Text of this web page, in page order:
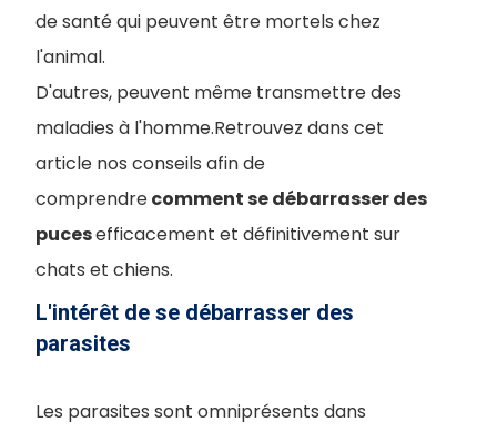
de santé qui peuvent être mortels chez
l'animal.
D'autres, peuvent même transmettre des
maladies à l'homme.Retrouvez dans cet
article nos conseils afin de
comprendrecomment se débarrasser des
pucesefficacement et définitivement sur
chats et chiens.
L'intérêt de se débarrasser des
parasites
Les parasites sont omniprésents dans